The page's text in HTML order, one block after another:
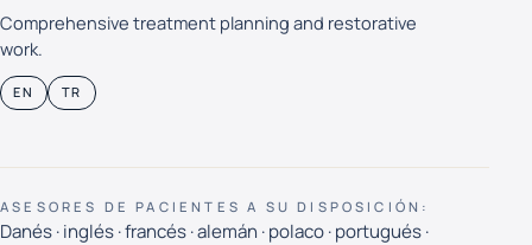
Comprehensive treatment planning and restorative
work.
EN TR
ASESORES DE PACIENTES A SU DISPOSICIÓN:
Danés · inglés · francés · alemán · polaco · portugués ·